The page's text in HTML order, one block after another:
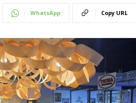
WhatsApp Copy URL